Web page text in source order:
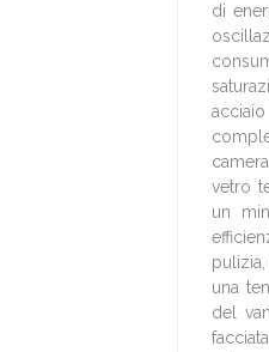
di
vetro
un
una
del